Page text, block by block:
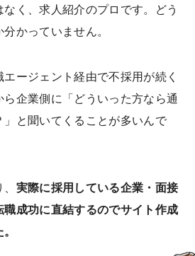
く、求人紹介のプロです。どう
かっていません。
ージェント経由で不採用が続く
企業側に「どういった方なら通
」と聞いてくることが多いんで
実際に採用している企業・面接
成功に直結するのでサイト作成